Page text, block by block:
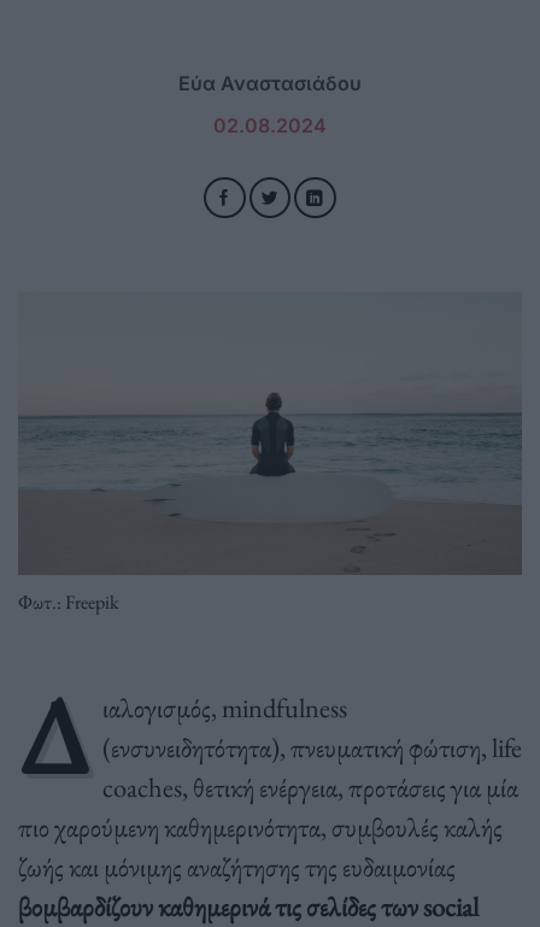
Εύα Αναστασιάδου
02.08.2024
Φωτ.: Freepik
Δ ιαλογισμός, mindfulness
(ενσυνειδητότητα), πνευματική φώτιση, life
coaches, θετική ενέργεια, προτάσεις για μία
πιο χαρούμενη καθημερινότητα, συμβουλές καλής
ζωής και μόνιμης αναζήτησης της ευδαιμονίας
βομβαρδίζουν καθημερινά τις σελίδες των social